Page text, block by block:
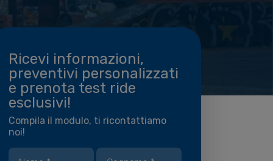
Ricevi informazioni,
preventivi personalizzati
e prenota test ride
esclusivi!
Compila il modulo, ti ricontattiamo
noi!